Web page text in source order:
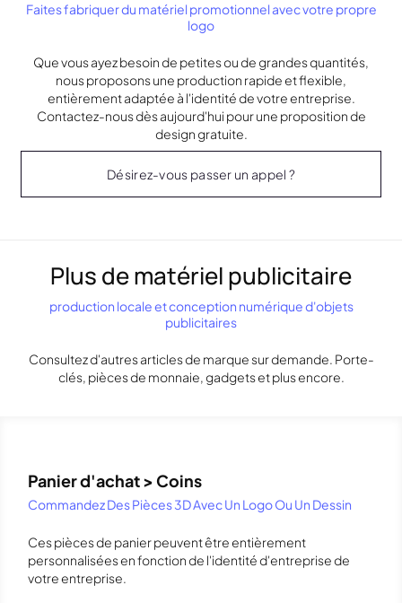
Faites fabriquer du matériel promotionnel avec votre propre
logo
Que vous ayez besoin de petites ou de grandes quantités,
nous proposons une production rapide et flexible,
entièrement adaptée à l'identité de votre entreprise.
Contactez-nous dès aujourd'hui pour une proposition de
design gratuite.
Désirez-vous passer un appel ?
Plus de matériel publicitaire
production locale et conception numérique d'objets
publicitaires
Consultez d'autres articles de marque sur demande. Porte-
clés, pièces de monnaie, gadgets et plus encore.
Panier d'achat > Coins
Commandez Des Pièces 3D Avec Un Logo Ou Un Dessin
Ces pièces de panier peuvent être entièrement
personnalisées en fonction de l'identité d'entreprise de
votre entreprise.